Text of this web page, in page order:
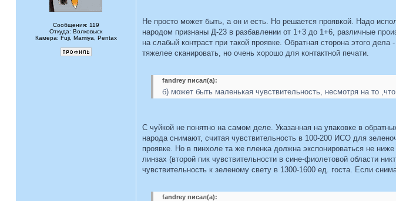
Сообщения: 119
Откуда: Волковыск
Камера: Fuji, Mamiya, Pentax
Не просто может быть, а он и есть. Но решается проявкой. Надо
народом признаны Д-23 в разбавлении от 1+3 до 1+6, различные
на слабый контраст при такой проявке. Обратная сторона этого
тяжелее сканировать, но очень хорошо для контактной печати.
fandrey писал(а):
б) может быть маленькая чувствительность, несмотря на то
С чуйкой не понятно на самом деле. Указанная на упаковке в
народа снимают, считая чувствительность в 100-200 ИСО для
проявке. Но в пинхоле та же пленка должна экспонироваться не
линзах (второй пик чувствительности в сине-фиолетовой области
чувствительность к зеленому свету в 1300-1600 ед. госта. Если
fandrey писал(а):